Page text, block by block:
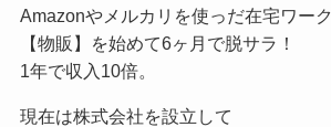
Amazonやメルカリを使っだ在宅ワーク
【物販】を始めて6ヶ月で脱サラ！
1年で収入10倍。
現在は株式会社を設立して